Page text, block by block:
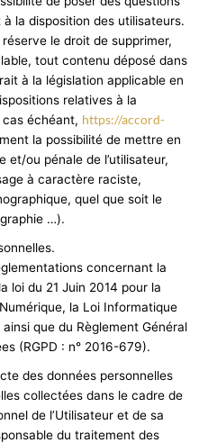
la disposition des utilisateurs.
réserve le droit de supprimer,
tout contenu déposé dans
à la législation applicable en
relatives à la
échéant, https://accord-
la possibilité de mettre en
et/ou pénale de l’utilisateur,
à caractère raciste,
quel que soit le
…).
concernant la
loi du 21 Juin 2014 pour la
la Loi Informatique
que du Règlement Général
(RGPD : n° 2016-679).
des données personnelles
collectées dans le cadre de
de l’Utilisateur et de sa
du traitement des